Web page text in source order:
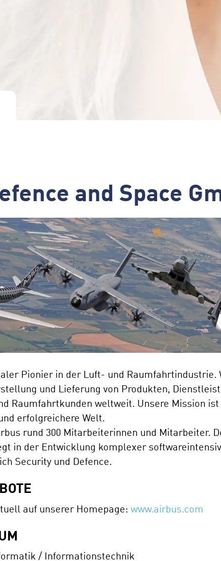
and Space
Pionier in der Luft- und Raumfahrtindustrie.
und Lieferung von Produkten,
Raumfahrtkunden weltweit. Unsere Mission
erfolgreichere Welt.
rund 300 Mitarbeiterinnen und Mitarbeiter.
in der Entwicklung komplexer
Security und Defence.
auf unserer Homepage:www.airbus.com
/ Informationstechnik